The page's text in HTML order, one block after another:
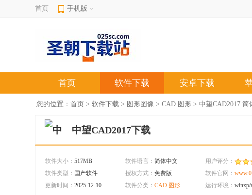
首页 手机版
首页 软件下载 安卓下载
您的位置： 首页 > 软件下载 > 图形图像 > CAD 图形 > 中望CAD2017 简
中望CAD2017下载
软件大小： 517MB 软件语言： 简体中文
用户评分：
软件类型： 国产软件 授权方式： 免费版 软件官网：
更新时间： 2025-12-10 软件分类： CAD 图形 运行环境： winxp/